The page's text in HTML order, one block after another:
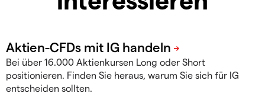
Bei über 16.000 Aktienkursen Long oder Short
positionieren. Finden Sie heraus, warum Sie sich für IG
entscheiden sollten.